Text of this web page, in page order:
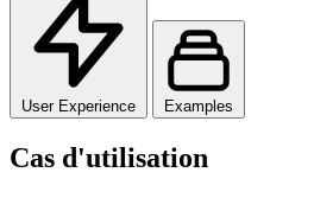
User Experience Examples
Cas d'utilisation